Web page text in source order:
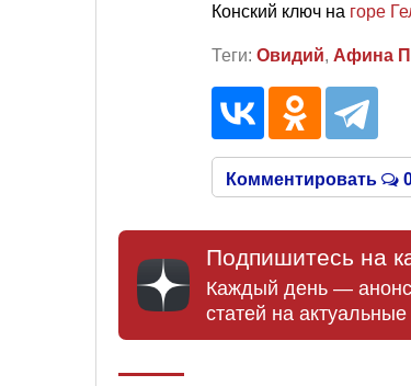
Конский ключ на горе
Теги: Овидий, Афина
Комментировать
Подпишитесь на
Каждый день —
статей на